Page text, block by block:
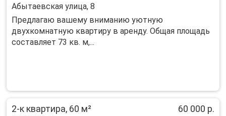
Абытаевская улица, 8
Предлагаю вашему вниманию уютную
двухкомнатную квартиру в аренду. Общая площадь
составляет 73 кв. м,...
2-к квартира, 60 м² 60 000 р.